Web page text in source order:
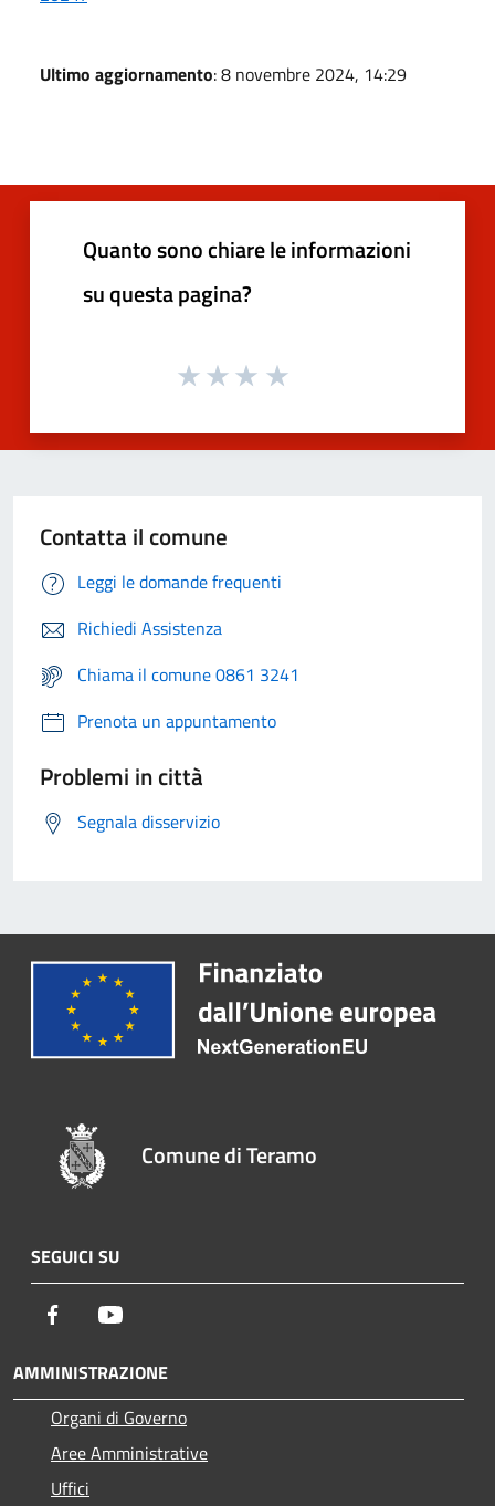
Ultimo aggiornamento: 8 novembre 2024, 14:29
Quanto sono chiare le informazioni
su questa pagina?
Contatta il comune
Leggi le domande frequenti
Richiedi Assistenza
Chiama il comune 0861 3241
Prenota un appuntamento
Problemi in città
Segnala disservizio
Comune di Teramo
SEGUICI SU
Facebook
AMMINISTRAZIONE
Organi di Governo
Aree Amministrative
Uffici